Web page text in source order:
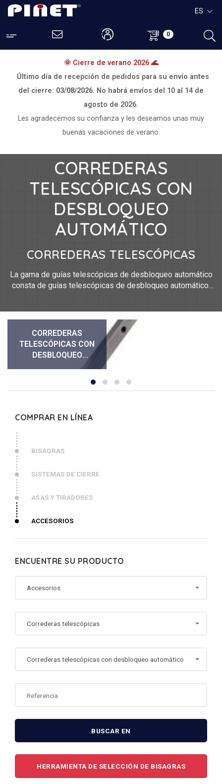
0
ES
🌞 Cierre de verano 2026 🌊
Último día de recepción de pedidos para su envío antes
del cierre: 03/08/2026. No habrá envíos del 10 al 14 de
agosto de 2026.
Les agradecemos su confianza y les deseamos unas muy
buenas vacaciones de verano.
CORREDERAS
TELESCÓPICAS CON
DESBLOQUEO
AUTOMÁTICO
CORREDERAS TELESCÓPICAS
La gama de guías telescópicas de desbloqueo automático
consta de guías telescópicas de desbloqueo automático.
en acero y acero inoxidable 304.
Tenga cuidado, A corresponde a la posición cerrada y B a la
posición abierta.
CORREDERAS
TELESCÓPICAS CON
DESBLOQUEO
COMPRAR EN LÍNEA
BISAGRAS
SISTEMAS DE CIERRE
ASAS Y TIRADORES
ACCESORIOS
ENCUENTRE SU PRODUCTO
Accesorios
Correderas telescópicas
Correderas telescópicas con desbloqueo automático
BUSCAR EN
HERRAMIENTA DE SELECCIÓN DE BISAGRAS